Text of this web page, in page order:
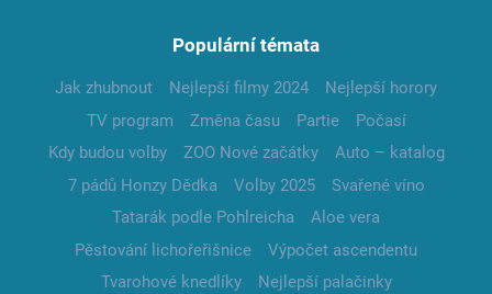
Populární témata
Jak zhubnout Nejlepší filmy 2024
Nejlepší horory
TV program
Změna času Partie
Počasí
Kdy budou volby
ZOO Nové začátky
Auto – katalog
7 pádů Honzy Dědka
Volby 2025
Svařené víno
Tatarák podle Pohlreicha
Aloe vera
Pěstování lichořeřišnice
Výpočet ascendentu
Tvarohové knedlíky
Nejlepší palačinky